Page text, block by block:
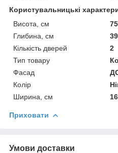
Користувальницькі
Висота, см
Глибина, см
39
Кількість дверей
2
Тип товару
Фасад
Колір
Ширина, см
Приховати
Умови доставки